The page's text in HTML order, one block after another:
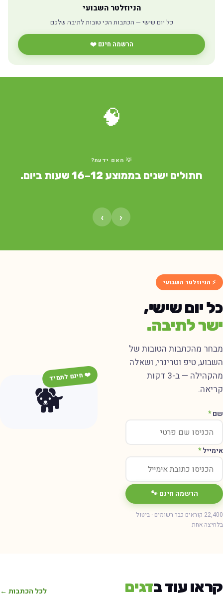
הניוזלטר השבועי
כל יום שישי — הכתבות הכי טובות לתיבה שלכם
הרשמה חינם ❤️
🧠
💡 האם ידעת?
חתולים ישנים בממוצע 12–16 שעות ביום.
⚡ הניוזלטר השבועי
יום שישי,
לתיבה.
מהכתבות הטובות של
טיפ וטרינרי, ושאלה
מהקהילה — ב-3 דקות
*
*
הרשמה חינם 🐾
22,400 קוראים כבר רשומים · ביטול
אחת
🐕
❤️ חינם לתמיד
עוד בדגים לכל הכתבות ←